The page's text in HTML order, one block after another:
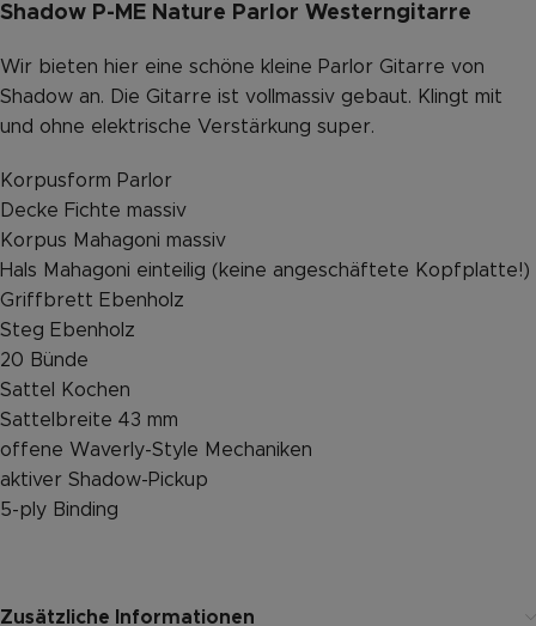
Shadow P-ME Nature Parlor Westerngitarre
Wir bieten hier eine schöne kleine Parlor Gitarre von
Shadow an. Die Gitarre ist vollmassiv gebaut. Klingt mit
und ohne elektrische Verstärkung super.
Korpusform Parlor
Decke Fichte massiv
Korpus Mahagoni massiv
Hals Mahagoni einteilig (keine angeschäftete Kopfplatte!)
Griffbrett Ebenholz
Steg Ebenholz
20 Bünde
Sattel Kochen
Sattelbreite 43 mm
offene Waverly-Style Mechaniken
aktiver Shadow-Pickup
5-ply Binding
Zusätzliche Informationen